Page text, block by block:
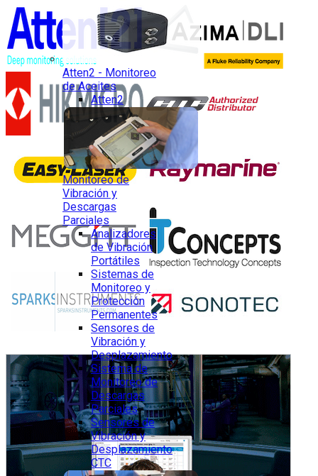
Atten2 - Monitoreo
de Aceites
Atten2
Monitoreo de
Vibración y
Descargas
Parciales
Analizadores
de Vibración
Portátiles
Sistemas de
Monitoreo y
Protección
Permanentes
Sensores de
Vibración y
Desplazamiento
Sistema de
Monitoreo de
Descargas
Parciales
Sensores de
Vibración y
Desplazamiento
CTC